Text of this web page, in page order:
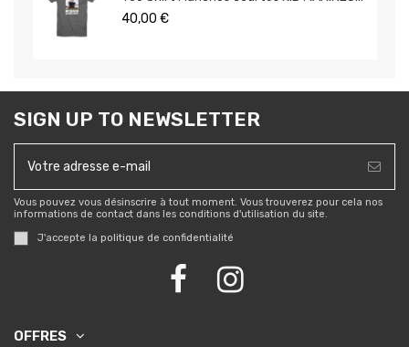
40,00 €
SIGN UP TO NEWSLETTER
Vous pouvez vous désinscrire à tout moment. Vous trouverez pour cela nos
informations de contact dans les conditions d'utilisation du site.
J'accepte la politique de confidentialité
OFFRES